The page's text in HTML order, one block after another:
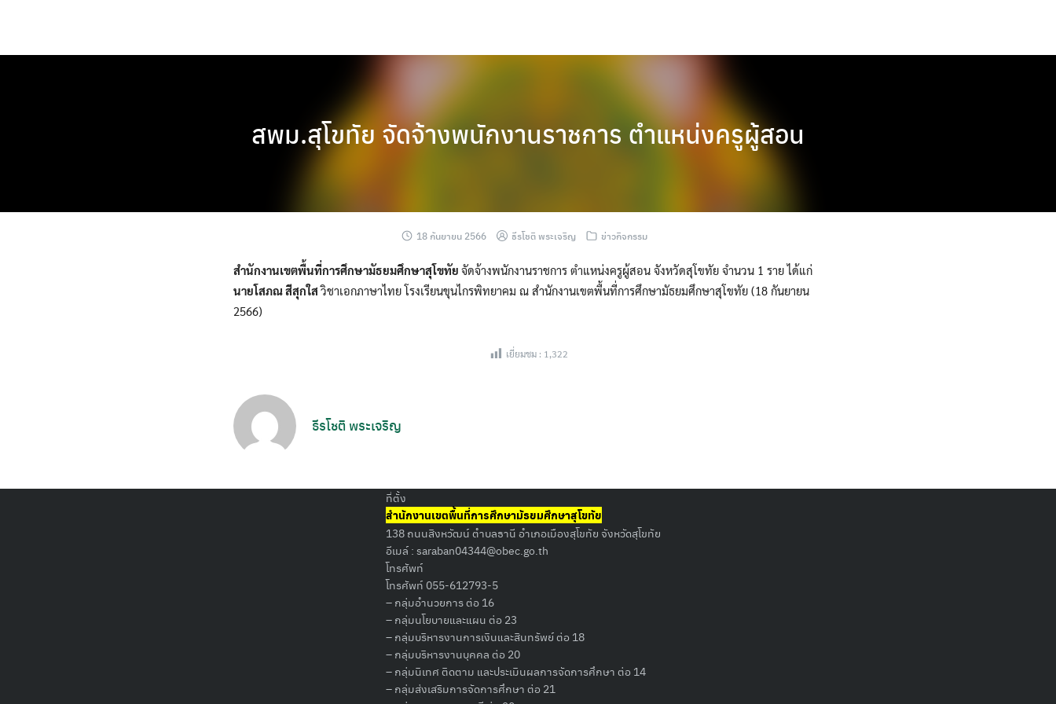
สพม.สุโขทัย จัดจ้างพนักงานราชการ ตำแหน่งครูผู้สอน
18 กันยายน 2566 ธีรโชติ พระเจริญ ข่าวกิจกรรม
สำนักงานเขตพื้นที่การศึกษามัธยมศึกษาสุโขทัย จัดจ้างพนักงานราชการ ตำแหน่งครูผู้สอน จังหวัดสุโขทัย จำนวน 1 ราย ได้แก่
นายโสภณ สีสุกใสวิชาเอกภาษาไทย โรงเรียนขุนไกรพิทยาคม ณ สำนักงานเขตพื้นที่การศึกษามัธยมศึกษาสุโขทัย (18 กันยายน
2566)
เยี่ยมชม : 1,322
ธีรโชติ พระเจริญ
ที่ตั้ง
สำนักงานเขตพื้นที่การศึกษามัธยมศึกษาสุโขทัย
138 ถนนสิงหวัฒน์ ตำบลธานี อำเภอเมืองสุโขทัย จังหวัดสุโขทัย
อีเมล์ : saraban04344@obec.go.th
โทรศัพท์
โทรศัพท์ 055-612793-5
– กลุ่มอำนวยการ ต่อ 16
– กลุ่มนโยบายและแผน ต่อ 23
– กลุ่มบริหารงานการเงินและสินทรัพย์ ต่อ 18
– กลุ่มบริหารงานบุคคล ต่อ 20
– กลุ่มนิเทศ ติดตาม และประเมินผลการจัดการศึกษา ต่อ 14
– กลุ่มส่งเสริมการจัดการศึกษา ต่อ 21